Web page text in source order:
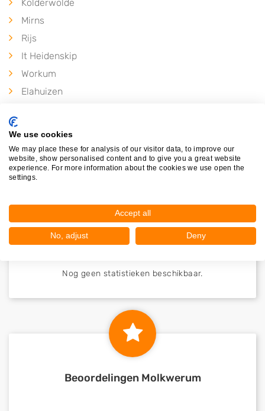
Kolderwolde
Mirns
Rijs
It Heidenskip
Workum
Elahuizen
Nieuw in Molkwerum
Nog geen statistieken beschikbaar.
Beoordelingen Molkwerum
We use cookies
We may place these for analysis of our visitor data, to improve our
website, show personalised content and to give you a great website
experience. For more information about the cookies we use open the
settings.
Accept all
No, adjust Deny